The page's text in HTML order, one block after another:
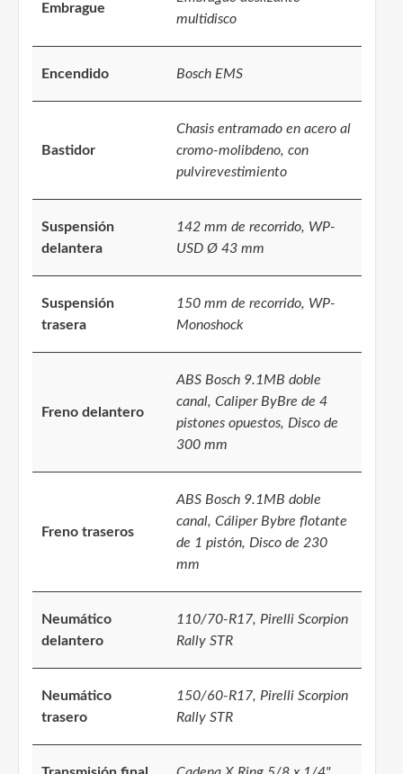
Embrague
multidisco
Encendido Bosch EMS
Bastidor
Chasis entramado en acero al
cromo-molibdeno, con
pulvirevestimiento
Suspensión
delantera
142 mm de recorrido, WP-
USD Ø 43 mm
Suspensión
trasera
150 mm de recorrido, WP-
Monoshock
Freno delantero
ABS Bosch 9.1MB doble
canal, Caliper ByBre de 4
pistones opuestos, Disco de
300 mm
Freno traseros
ABS Bosch 9.1MB doble
canal, Cáliper Bybre flotante
de 1 pistón, Disco de 230
mm
Neumático
delantero
110/70-R17, Pirelli Scorpion
Rally STR
Neumático
trasero
150/60-R17, Pirelli Scorpion
Rally STR